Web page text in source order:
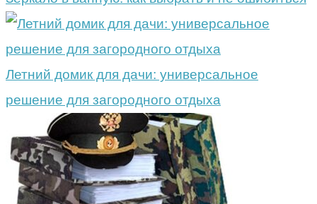
Летний домик для дачи: универсальное
решение для загородного отдыха